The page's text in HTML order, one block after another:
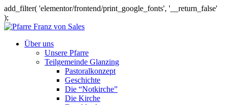
add_filter( 'elementor/frontend/print_google_fonts', '__return_false'
);
Über uns
Unsere Pfarre
Teilgemeinde Glanzing
Pastoralkonzept
Geschichte
Die “Notkirche”
Die Kirche